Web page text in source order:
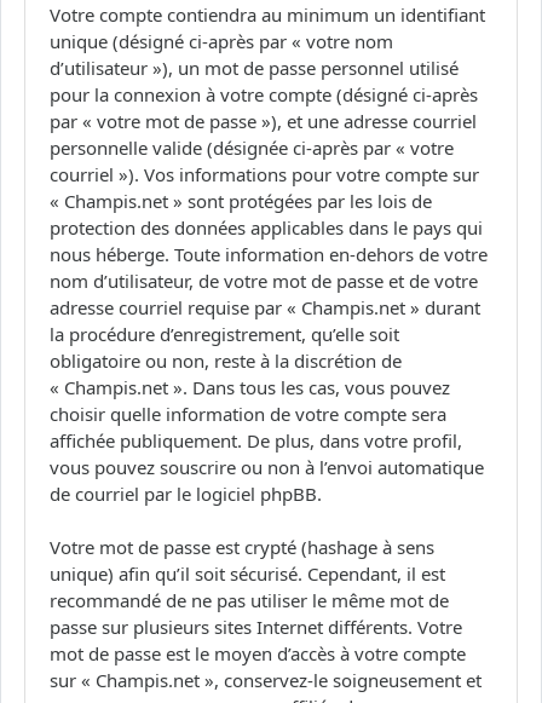
Votre compte contiendra au minimum un identifiant
unique (désigné ci-après par « votre nom
d’utilisateur »), un mot de passe personnel utilisé
pour la connexion à votre compte (désigné ci-après
par « votre mot de passe »), et une adresse courriel
personnelle valide (désignée ci-après par « votre
courriel »). Vos informations pour votre compte sur
« Champis.net » sont protégées par les lois de
protection des données applicables dans le pays qui
nous héberge. Toute information en-dehors de votre
nom d’utilisateur, de votre mot de passe et de votre
adresse courriel requise par « Champis.net » durant
la procédure d’enregistrement, qu’elle soit
obligatoire ou non, reste à la discrétion de
« Champis.net ». Dans tous les cas, vous pouvez
choisir quelle information de votre compte sera
affichée publiquement. De plus, dans votre profil,
vous pouvez souscrire ou non à l’envoi automatique
de courriel par le logiciel phpBB.
Votre mot de passe est crypté (hashage à sens
unique) afin qu’il soit sécurisé. Cependant, il est
recommandé de ne pas utiliser le même mot de
passe sur plusieurs sites Internet différents. Votre
mot de passe est le moyen d’accès à votre compte
sur « Champis.net », conservez-le soigneusement et